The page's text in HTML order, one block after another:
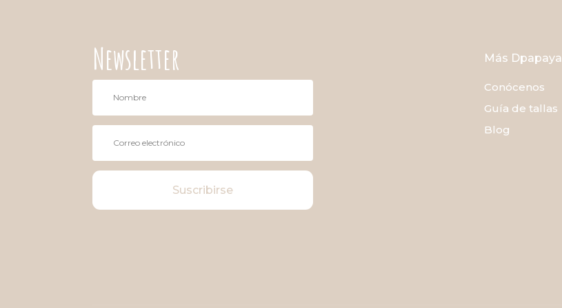
Newsletter
Suscribirse
Más Dpapaya
Conócenos
Guía de tallas
Blog